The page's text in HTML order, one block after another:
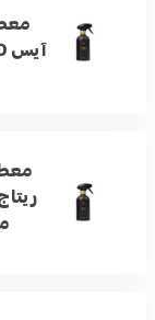
آيس 500 مل